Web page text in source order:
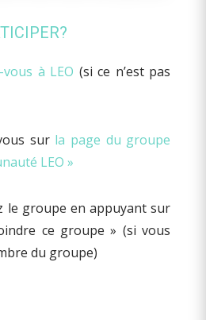
à LEO (si ce n’est pas
sur la page du groupe
LEO »
le groupe en appuyant sur
ce groupe » (si vous
du groupe)